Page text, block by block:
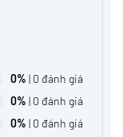
0% | 0 đánh giá
0% | 0 đánh giá
0% | 0 đánh giá